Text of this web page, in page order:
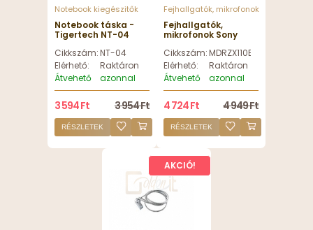
Notebook kiegészitők
Notebook táska -
Tigertech NT-04
Cikkszám:NT-04
Elérhető:
Raktáron
Átvehető
azonnal
3 594 Ft 3 954 Ft
RÉSZLETEK
Fejhallgatók, mikrofonok
Fejhallgatók,
mikrofonok Sony
Fejhallgató Black -
MDRZX110B.AE
Cikkszám:MDRZX110B.AE
Elérhető:
Raktáron
Átvehető
azonnal
4 724 Ft 4 949 Ft
RÉSZLETEK
AKCIÓ!